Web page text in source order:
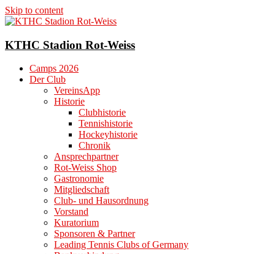
Skip to content
KTHC Stadion Rot-Weiss
Camps 2026
Der Club
VereinsApp
Historie
Clubhistorie
Tennishistorie
Hockeyhistorie
Chronik
Ansprechpartner
Rot-Weiss Shop
Gastronomie
Mitgliedschaft
Club- und Hausordnung
Vorstand
Kuratorium
Sponsoren & Partner
Leading Tennis Clubs of Germany